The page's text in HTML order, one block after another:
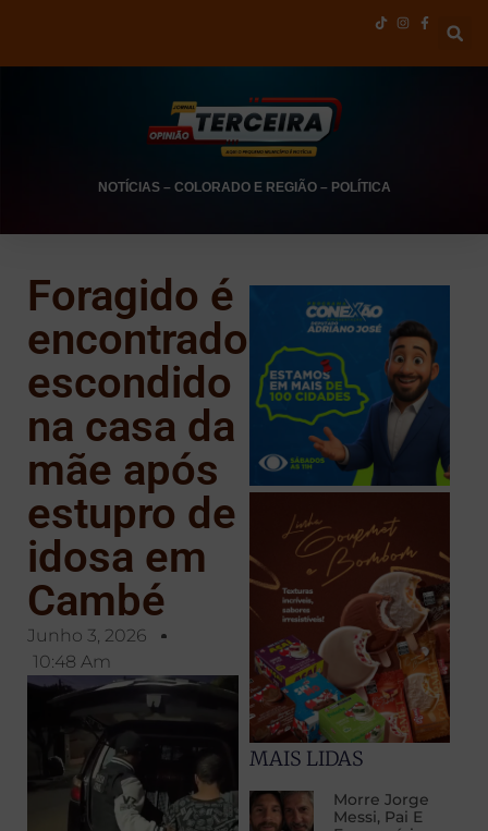
NOTÍCIAS– COLORADO E REGIÃO– POLÍTICA
Foragido é
encontrado
escondido
na casa da
mãe após
estupro de
idosa em
Cambé
Junho 3, 2026
10:48 Am
MAIS LIDAS
Morre Jorge
Messi, Pai E